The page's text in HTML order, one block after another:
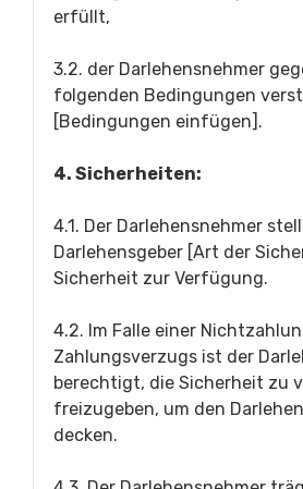
erfüllt,
3.2. der Darlehensnehmer
folgenden Bedingungen
[Bedingungen einfügen].
4. Sicherheiten:
4.1. Der Darlehensnehmer
Darlehensgeber [Art der
Sicherheit zur Verfügung.
4.2. Im Falle einer
Zahlungsverzugs ist der
berechtigt, die Sicherheit zu
freizugeben, um den
decken.